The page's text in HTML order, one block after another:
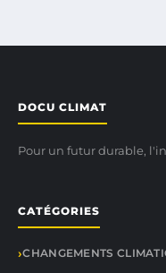
DOCU CLIMAT
Pour un futur durable,
CATÉGORIES
CHANGEMENTS